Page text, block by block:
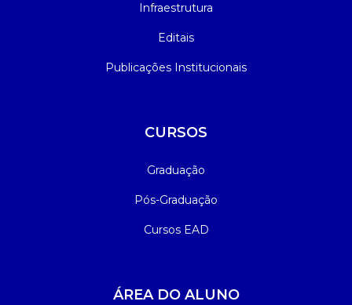
Infraestrutura
Editais
Publicações Institucionais
CURSOS
Graduação
Pós-Graduação
Cursos EAD
ÁREA DO ALUNO